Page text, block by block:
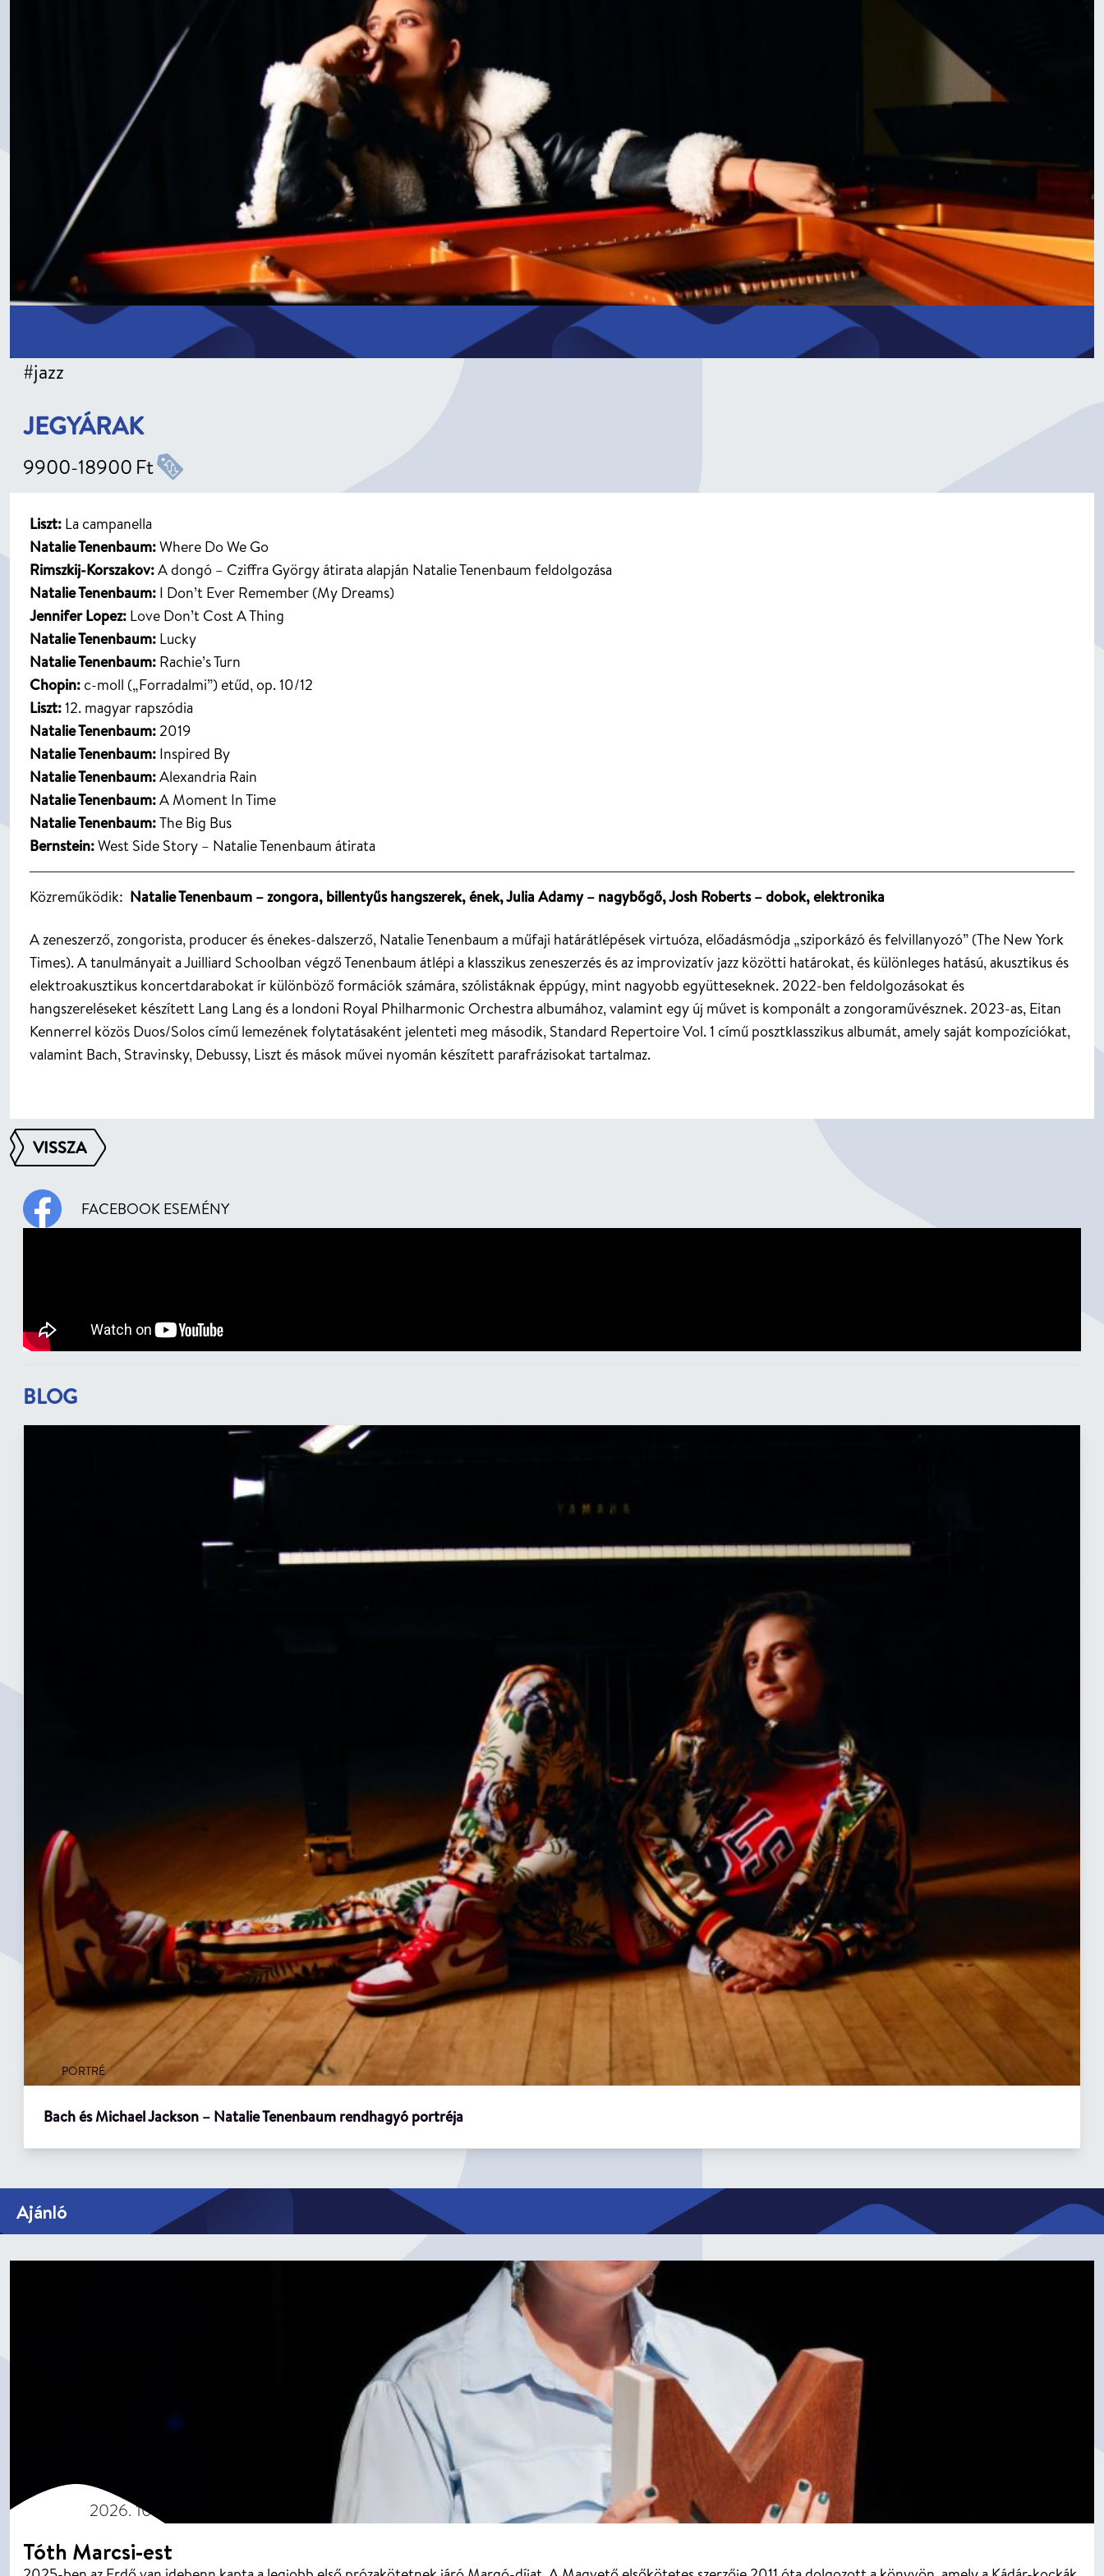
#jazz
JEGYÁRAK
9900-18900 Ft
Liszt: La campanella
Natalie Tenenbaum:Where Do We Go
Rimszkij-Korszakov:A dongó – Cziffra György átirata alapján Natalie Tenenbaum feldolgozása
Natalie Tenenbaum: I Don’t Ever Remember (My Dreams)
Jennifer Lopez: Love Don’t Cost A Thing
Natalie Tenenbaum: Lucky
Natalie Tenenbaum: Rachie’s Turn
Chopin:c-moll („Forradalmi”) etűd, op. 10/12
Liszt:12. magyar rapszódia
Natalie Tenenbaum: 2019
Natalie Tenenbaum: Inspired By
Natalie Tenenbaum:Alexandria Rain
Natalie Tenenbaum:A Moment In Time
Natalie Tenenbaum:The Big Bus
Bernstein:West Side Story – Natalie Tenenbaum átirata
Közreműködik: Natalie Tenenbaum – zongora, billentyűs hangszerek, ének, Julia Adamy – nagybőgő, Josh Roberts – dobok, elektronika
A zeneszerző, zongorista, producer és énekes-dalszerző, Natalie Tenenbaum a műfaji határátlépések virtuóza, előadásmódja „sziporkázó és felvillanyozó” (The New York
Times). A tanulmányait a Juilliard Schoolban végző Tenenbaum átlépi a klasszikus zeneszerzés és az improvizatív jazz közötti határokat, és különleges hatású, akusztikus és
elektroakusztikus koncertdarabokat ír különböző formációk számára, szólistáknak éppúgy, mint nagyobb együtteseknek. 2022-ben feldolgozásokat és
hangszereléseket készített Lang Lang és a londoni Royal Philharmonic Orchestra albumához, valamint egy új művet is komponált a zongoraművésznek. 2023-as, Eitan
Kennerrel közös Duos/Solos című lemezének folytatásaként jelenteti meg második, Standard Repertoire Vol. 1 című posztklasszikus albumát, amely saját kompozíciókat,
valamint Bach, Stravinsky, Debussy, Liszt és mások művei nyomán készített parafrázisokat tartalmaz.
VISSZA
FACEBOOK ESEMÉNY
BLOG
PORTRÉ
Bach és Michael Jackson – Natalie Tenenbaum rendhagyó portréja
Ajánló
2026. 10. 12.
Tóth Marcsi-est